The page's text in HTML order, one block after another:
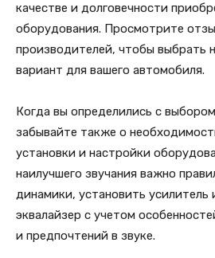
качестве и долговечности
оборудования. Просмотрите
производителей, чтобы выбрать
вариант для вашего автомобиля.
Когда вы определились с
забывайте также о
установки и настройки
наилучшего звучания важно
динамики, установить усилитель
эквалайзер с учетом
и предпочтений в звуке.